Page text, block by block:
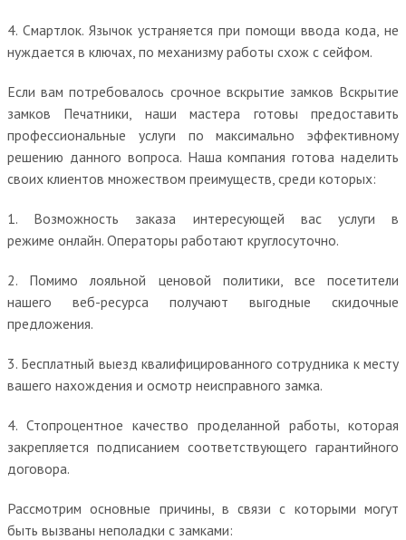
4. Смартлок. Язычок устраняется при помощи ввода кода, не
нуждается в ключах, по механизму работы схож с сейфом.
Если вам потребовалось срочное вскрытие замков Вскрытие
замков Печатники, наши мастера готовы предоставить
профессиональные услуги по максимально эффективному
решению данного вопроса. Наша компания готова наделить
своих клиентов множеством преимуществ, среди которых:
1. Возможность заказа интересующей вас услуги в
режиме онлайн. Операторы работают круглосуточно.
2. Помимо лояльной ценовой политики, все посетители
нашего веб-ресурса получают выгодные скидочные
предложения.
3. Бесплатный выезд квалифицированного сотрудника к месту
вашего нахождения и осмотр неисправного замка.
4. Стопроцентное качество проделанной работы, которая
закрепляется подписанием соответствующего гарантийного
договора.
Рассмотрим основные причины, в связи с которыми могут
быть вызваны неполадки с замками: